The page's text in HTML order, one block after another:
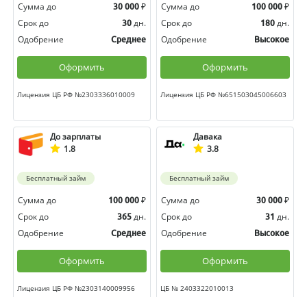
Сумма до 30 000 ₽
Срок до
30 дн.
Одобрение
Среднее
Оформить
Лицензия ЦБ РФ №2303336010009
Сумма до 100 000 ₽
Срок до
180 дн.
Одобрение
Высокое
Оформить
Лицензия ЦБ РФ №651503045006603
До зарплаты
1.8
Бесплатный займ
Сумма до 100 000 ₽
Срок до
365 дн.
Одобрение
Среднее
Оформить
Лицензия ЦБ РФ №2303140009956
Давака
3.8
Бесплатный займ
Сумма до 30 000 ₽
Срок до
31 дн.
Одобрение
Высокое
Оформить
ЦБ № 2403322010013